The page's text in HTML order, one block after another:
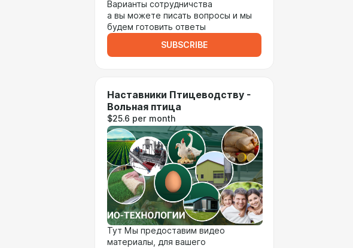
Варианты сотрудничства
а вы можете писать вопросы и мы
будем готовить ответы
SUBSCRIBE
Наставники Птицеводству -
Вольная птица
$25.6 per month
Тут Мы предоставим видео
материалы, для вашего